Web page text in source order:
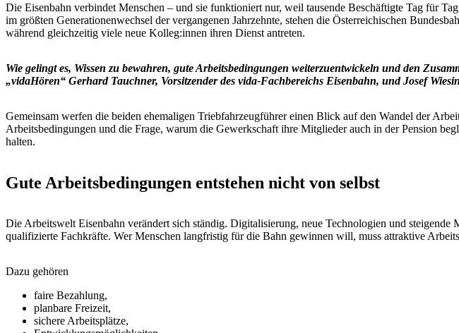
Die Eisenbahn verbindet Menschen – und sie funktioniert nur, weil tausende Beschäftigte Tag für
im größten Generationenwechsel der vergangenen Jahrzehnte, stehen die Österreichischen
während gleichzeitig viele neue Kolleg:innen ihren Dienst antreten.
Wie gelingt es, Wissen zu bewahren, gute Arbeitsbedingungen weiterzuentwickeln und den
„vidaHören“ Gerhard Tauchner, Vorsitzender des vida-Fachbereichs Eisenbahn, und Josef
Gemeinsam werfen die beiden ehemaligen Triebfahrzeugführer einen Blick auf den Wandel der
Arbeitsbedingungen und die Frage, warum die Gewerkschaft ihre Mitglieder auch in der Pension
halten.
Gute Arbeitsbedingungen entstehen nicht von selbst
Die Arbeitswelt Eisenbahn verändert sich ständig. Digitalisierung, neue Technologien und
qualifizierte Fachkräfte. Wer Menschen langfristig für die Bahn gewinnen will, muss attraktive
Dazu gehören
faire Bezahlung,
planbare Freizeit,
sichere Arbeitsplätze,